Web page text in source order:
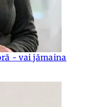
- vai jāmaina